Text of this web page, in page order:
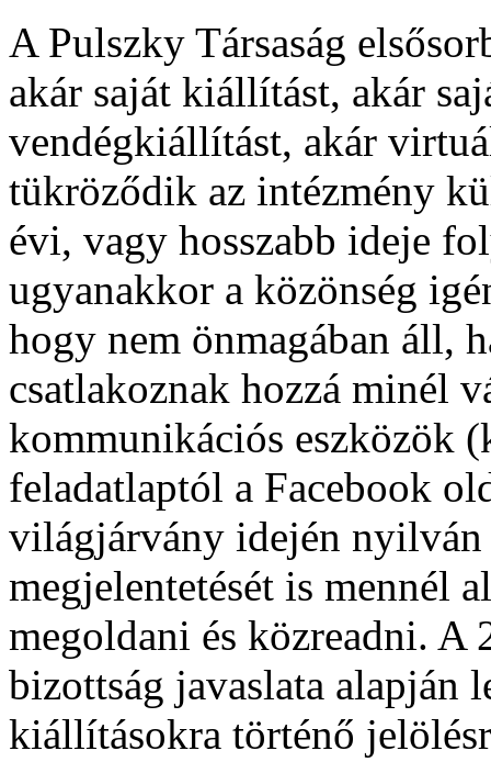
A Pulszky Társaság
akár saját kiállítást, akár
vendégkiállítást, akár
tükröződik az intézmény
évi, vagy hosszabb ideje
ugyanakkor a közönség
hogy nem önmagában áll,
csatlakoznak hozzá minél
kommunikációs eszközök
feladatlaptól a Facebook
világjárvány idején
megjelentetését is mennél
megoldani és közreadni. A
bizottság javaslata alapján
kiállításokra történő